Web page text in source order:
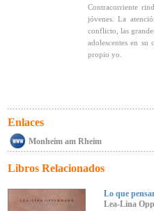
Contracorriente
jóvenes. La
conflicto, las
adolescentes en
propio yo.
Enlaces
Monheim am Rheim
Libros Relacionados
Lo que
Lea-Lina